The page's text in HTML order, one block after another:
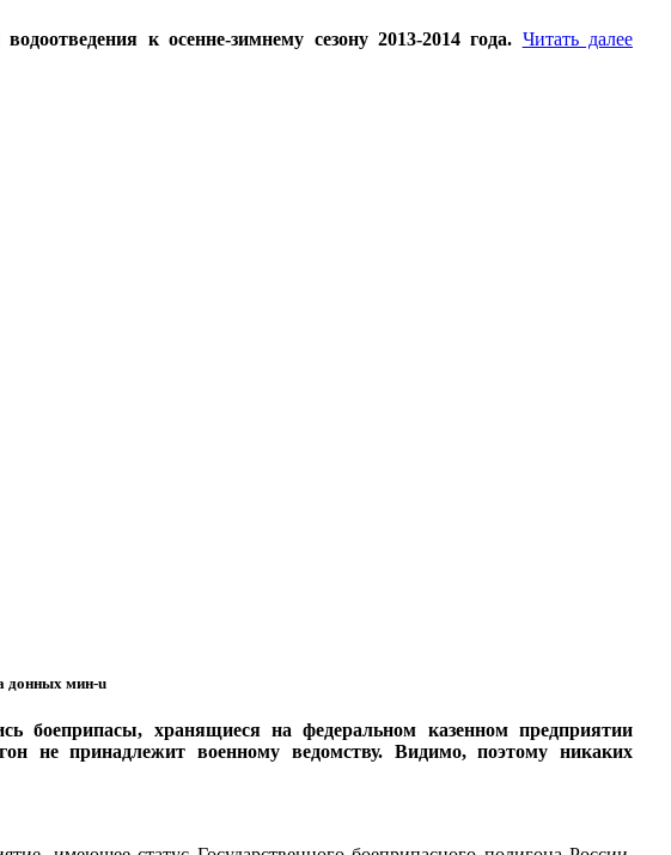
к осенне-зимнему сезону 2013-2014 года. Читать далее
донных мин-u
боеприпасы, хранящиеся на федеральном казенном предприятии
не принадлежит военному ведомству. Видимо, поэтому никаких